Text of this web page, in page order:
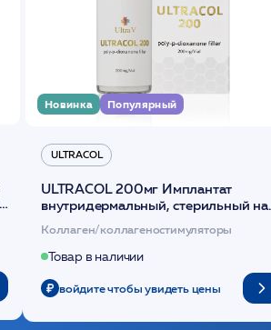
Новинка Популярный
ULTRACOL
ULTRACOL 200мг Имплантат
внутридермальный, стерильный на
основе полидиоксанона /ULTRACOL
Коллаген/коллагеностимуляторы
Товар в наличии
войдите чтобы увидеть цены